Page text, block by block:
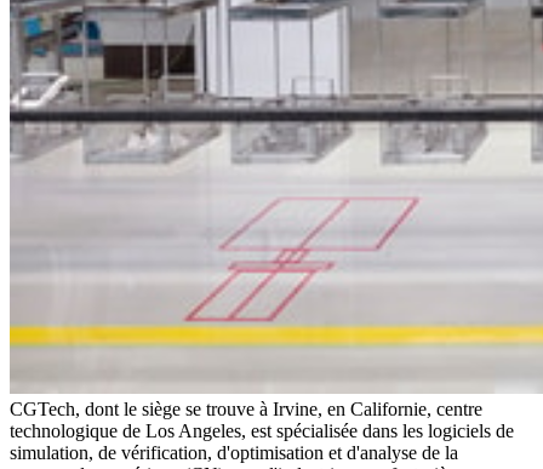
CGTech, dont le siège se trouve à Irvine, en Californie, centre
technologique de Los Angeles, est spécialisée dans les logiciels de
simulation, de vérification, d'optimisation et d'analyse de la